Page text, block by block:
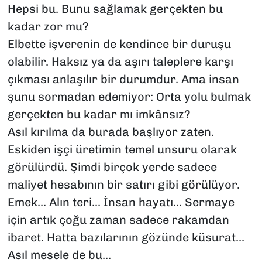
Hepsi bu. Bunu sağlamak gerçekten bu
kadar zor mu?
Elbette işverenin de kendince bir duruşu
olabilir. Haksız ya da aşırı taleplere karşı
çıkması anlaşılır bir durumdur. Ama insan
şunu sormadan edemiyor: Orta yolu bulmak
gerçekten bu kadar mı imkânsız?
Asıl kırılma da burada başlıyor zaten.
Eskiden işçi üretimin temel unsuru olarak
görülürdü. Şimdi birçok yerde sadece
maliyet hesabının bir satırı gibi görülüyor.
Emek... Alın teri... İnsan hayatı... Sermaye
için artık çoğu zaman sadece rakamdan
ibaret. Hatta bazılarının gözünde küsurat...
Asıl mesele de bu...